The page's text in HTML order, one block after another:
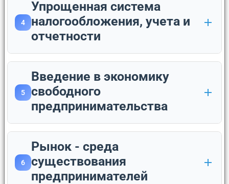
4
Упрощенная система
налогообложения, учета и
отчетности
5
Введение в экономику
свободного
предпринимательства
6
Рынок - среда
существования
предпринимателей